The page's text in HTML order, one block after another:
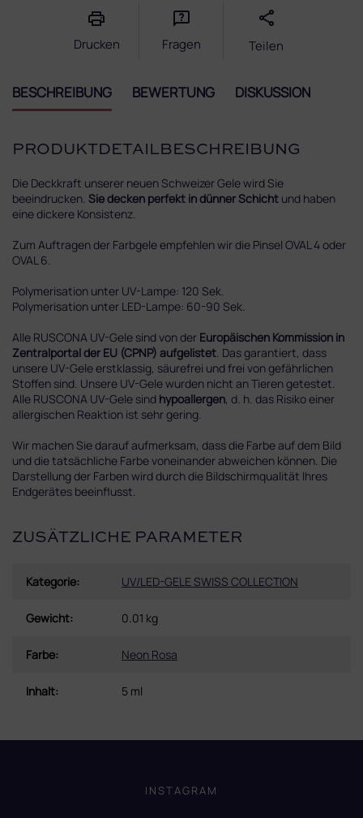
Drucken Fragen Teilen
BESCHREIBUNG BEWERTUNG DISKUSSION
PRODUKTDETAILBESCHREIBUNG
Die Deckkraft unserer neuen Schweizer Gele wird Sie
beeindrucken. Sie decken perfekt in dünner Schicht und haben
eine dickere Konsistenz.
Zum Auftragen der Farbgele empfehlen wir die Pinsel OVAL 4 oder
OVAL 6.
Polymerisation unter UV-Lampe: 120 Sek.
Polymerisation unter LED-Lampe: 60-90 Sek.
Alle RUSCONA UV-Gele sind von der Europäischen Kommission in
Zentralportal der EU (CPNP) aufgelistet . Das garantiert, dass
unsere UV-Gele erstklassig, säurefrei und frei von gefährlichen
Stoffen sind. Unsere UV-Gele wurden nicht an Tieren getestet.
Alle RUSCONA UV-Gele sind hypoallergen, d. h. das Risiko einer
allergischen Reaktion ist sehr gering.
Wir machen Sie darauf aufmerksam, dass die Farbe auf dem Bild
und die tatsächliche Farbe voneinander abweichen können. Die
Darstellung der Farben wird durch die Bildschirmqualität Ihres
Endgerätes beeinflusst.
ZUSÄTZLICHE PARAMETER
Kategorie: UV/LED-GELE SWISS COLLECTION
Gewicht: 0.01 kg
Farbe: Neon Rosa
Inhalt: 5 ml
INSTAGRAM